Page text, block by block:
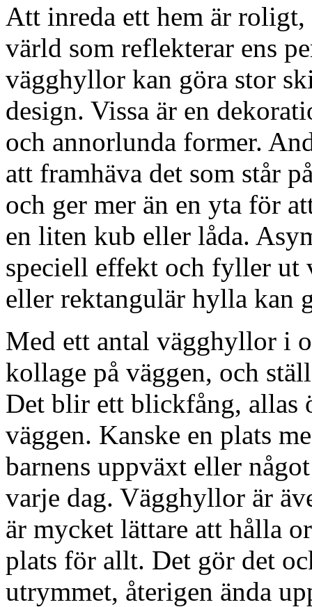
Att inreda ett hem är roligt,
värld som reflekterar ens
vägghyllor kan göra stor
design. Vissa är en
och annorlunda former.
att framhäva det som står
och ger mer än en yta för
en liten kub eller låda.
speciell effekt och fyller ut
eller rektangulär hylla kan
Med ett antal vägghyllor i
kollage på väggen, och
Det blir ett blickfång, allas
väggen. Kanske en plats
barnens uppväxt eller
varje dag. Vägghyllor är
är mycket lättare att hålla
plats för allt. Det gör det
utrymmet, återigen ända